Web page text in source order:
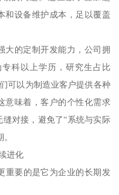
和设备维护成本，足以覆盖
大的定制开发能力，公司拥
科以上学历，研究生占比
可以为制造业客户提供各种
意味着，客户的个性化需求
对接，避免了“系统与实际
进化
重要的是它为企业的长期发